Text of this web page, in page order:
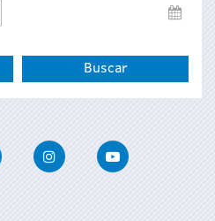
Twitter InstagramYoutube